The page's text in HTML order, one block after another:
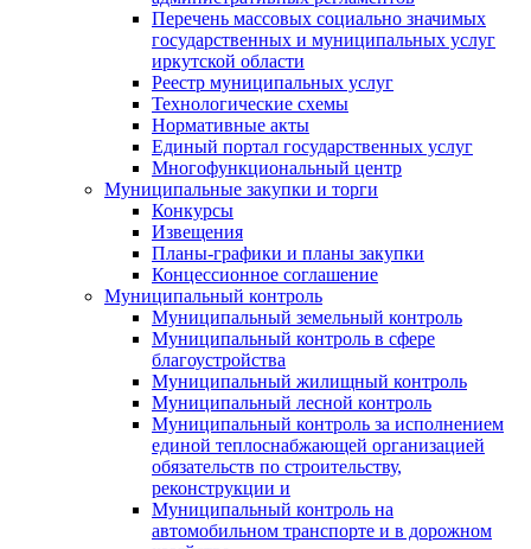
Перечень массовых социально значимых
государственных и муниципальных услуг
иркутской области
Реестр муниципальных услуг
Технологические схемы
Нормативные акты
Единый портал государственных услуг
Многофункциональный центр
Муниципальные закупки и торги
Конкурсы
Извещения
Планы-графики и планы закупки
Концессионное соглашение
Муниципальный контроль
Муниципальный земельный контроль
Муниципальный контроль в сфере
благоустройства
Муниципальный жилищный контроль
Муниципальный лесной контроль
Муниципальный контроль за исполнением
единой теплоснабжающей организацией
обязательств по строительству,
реконструкции и
Муниципальный контроль на
автомобильном транспорте и в дорожном